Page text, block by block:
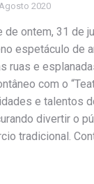
2020
de ontem, 31 de
espetáculo de
ruas e
com o
e talentos
divertir o
tradicional.